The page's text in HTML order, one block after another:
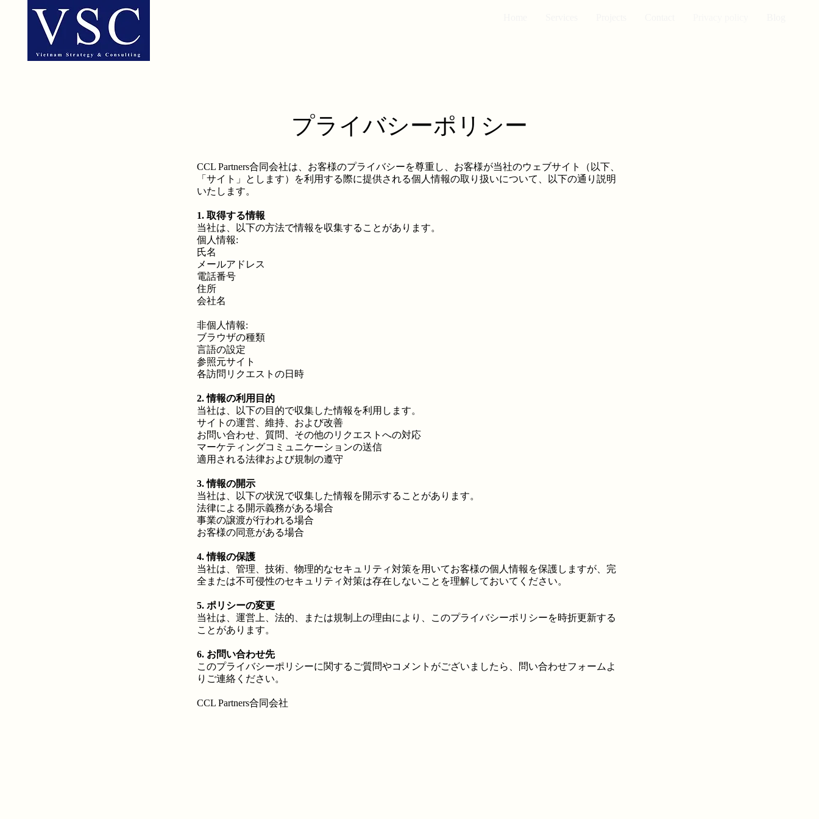
プライバシーポリシー
CCL Partners合同会社は、お客様のプライバシーを尊重し、お客様が当社のウェブサイト（以下、
「サイト」とします）を利用する際に提供される個人情報の取り扱いについて、以下の通り説明
いたします。
1. 取得する情報
当社は、以下の方法で情報を収集することがあります。
個人情報:
氏名
メールアドレス
電話番号
住所
会社名
非個人情報:
ブラウザの種類
言語の設定
参照元サイト
各訪問リクエストの日時
2. 情報の利用目的
当社は、以下の目的で収集した情報を利用します。
サイトの運営、維持、および改善
お問い合わせ、質問、その他のリクエストへの対応
マーケティングコミュニケーションの送信
適用される法律および規制の遵守
3. 情報の開示
当社は、以下の状況で収集した情報を開示することがあります。
法律による開示義務がある場合
事業の譲渡が行われる場合
お客様の同意がある場合
4. 情報の保護
当社は、管理、技術、物理的なセキュリティ対策を用いてお客様の個人情報を保護しますが、完
全または不可侵性のセキュリティ対策は存在しないことを理解しておいてください。
5. ポリシーの変更
当社は、運営上、法的、または規制上の理由により、このプライバシーポリシーを時折更新する
ことがあります。
6. お問い合わせ先
このプライバシーポリシーに関するご質問やコメントがございましたら、問い合わせフォームよ
りご連絡ください。
CCL Partners合同会社